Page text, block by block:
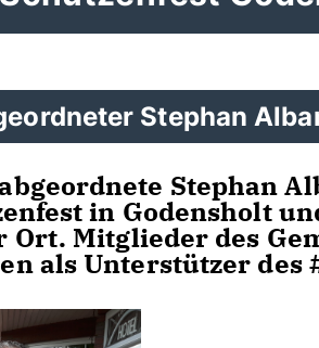
Stephan
Stephan
in Godensholt
Ort. Mitglieder des
als Unterstützer des